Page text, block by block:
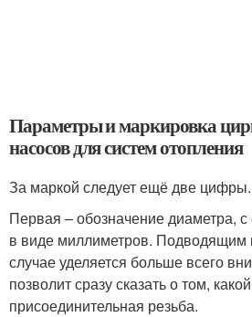
Параметры и маркировка
насосов для систем отопления
За маркой следует ещё две цифры.
Первая – обозначение диаметра,
в виде миллиметров. Подводящим
случае уделяется больше всего
позволит сразу сказать о том,
присоединительная резьба.